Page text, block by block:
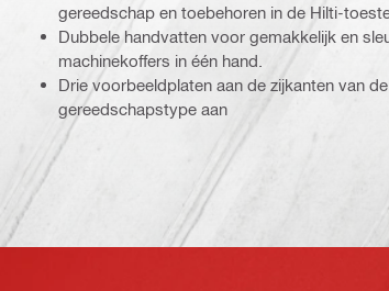
gereedschap en toebehoren in de Hilti-
Dubbele handvatten voor gemakkelijk en
machinekoffers in één hand.
Drie voorbeeldplaten aan de zijkanten van
gereedschapstype aan